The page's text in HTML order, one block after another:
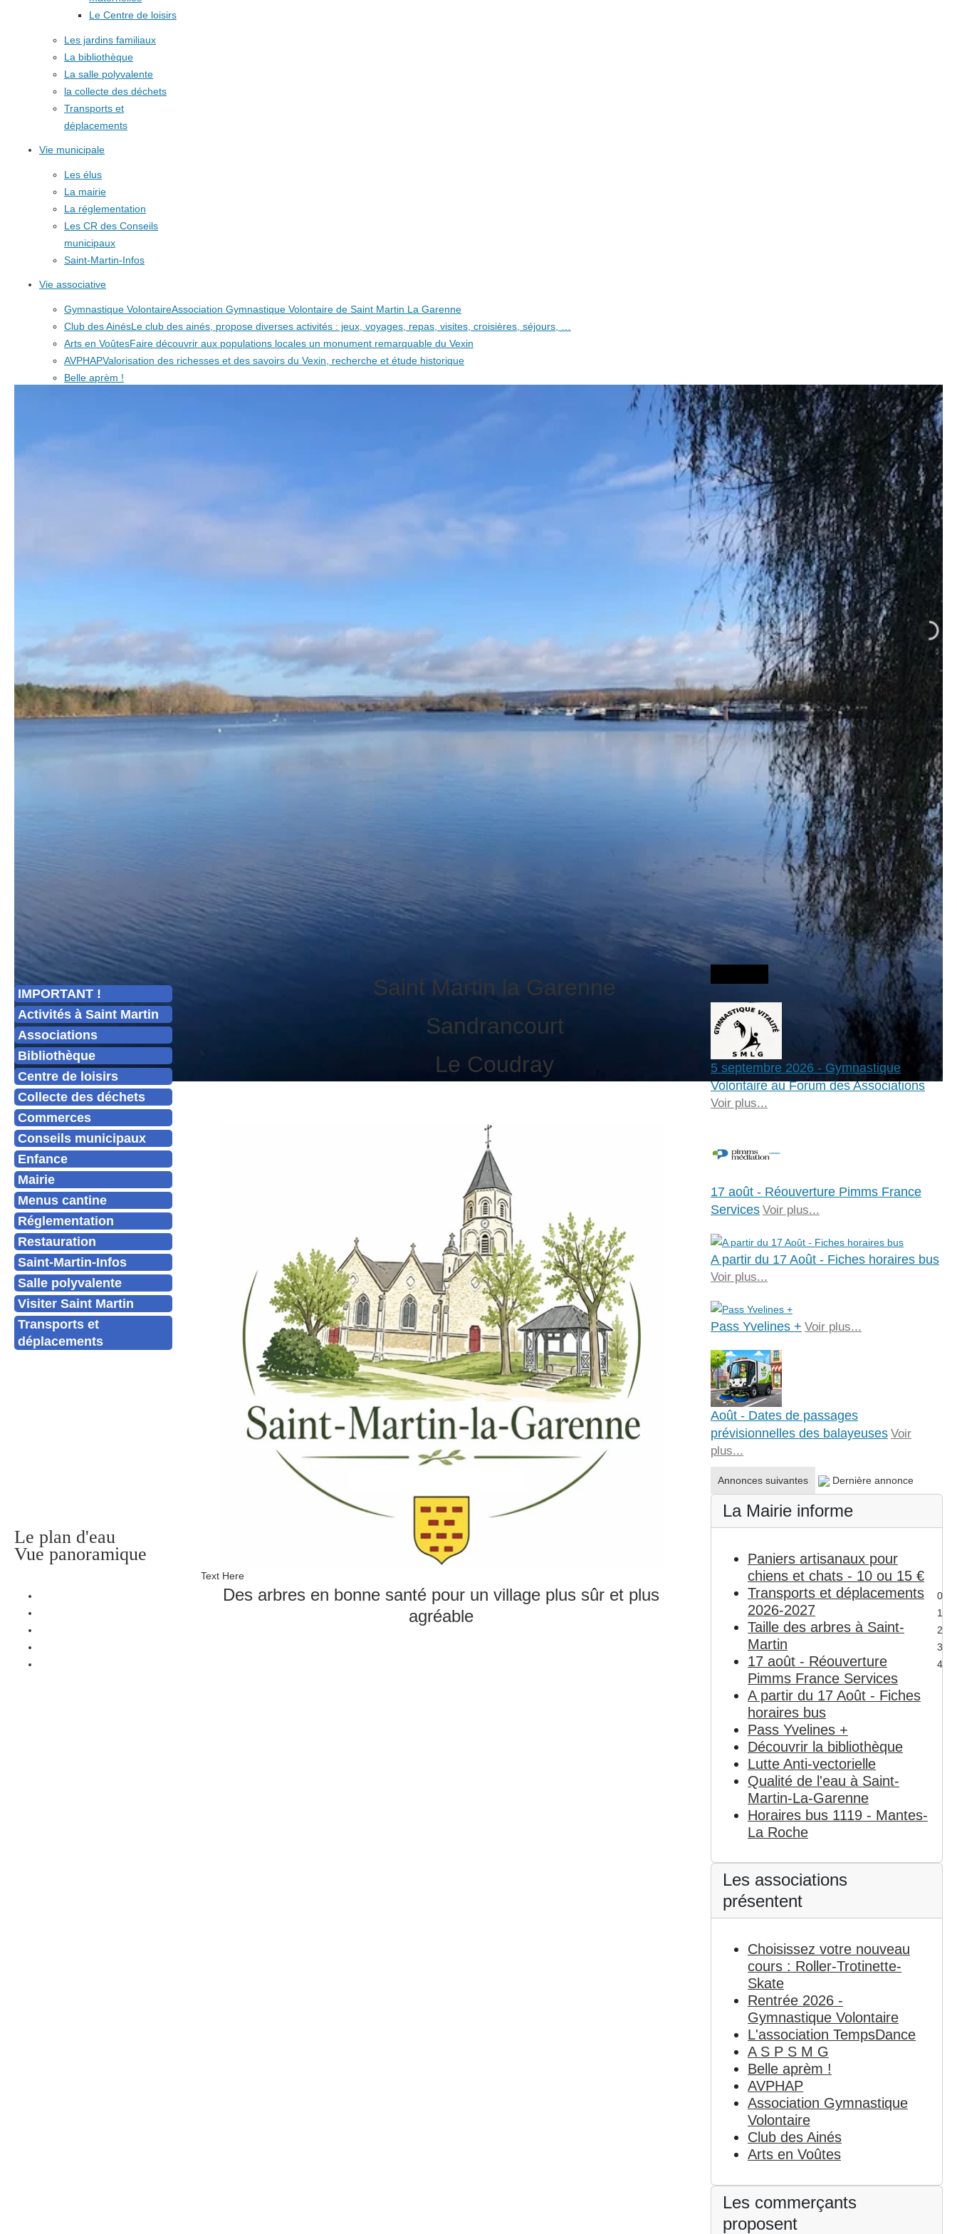
Le Centre de loisirs
Les jardins familiaux
La bibliothèque
La salle polyvalente
la collecte des déchets
Transports et
déplacements
Vie municipale
Les élus
La mairie
La réglementation
Les CR des Conseils
municipaux
Saint-Martin-Infos
Vie associative
Gymnastique VolontaireAssociation Gymnastique Volontaire de Saint Martin La Garenne
Club des AinésLe club des ainés, propose diverses activités : jeux, voyages, repas, visites, croisières, séjours, …
Arts en VoûtesFaire découvrir aux populations locales un monument remarquable du Vexin
AVPHAPValorisation des richesses et des savoirs du Vexin, recherche et étude historique
Belle aprèm !
A Un Poil Près, c'est : de la nourriture de qualité, des accessoires originaux, des produits de soins efficaces et naturels, et des occasions en dépôt-vente
Le plan d'eau
Vue panoramique
0
1
2
3
4
IMPORTANT !
Activités à Saint Martin
Associations
Bibliothèque
Centre de loisirs
Collecte des déchets
Commerces
Conseils municipaux
Enfance
Mairie
Menus cantine
Réglementation
Restauration
Saint-Martin-Infos
Salle polyvalente
Visiter Saint Martin
Transports et
déplacements
Saint Martin la Garenne
Sandrancourt
Le Coudray
Text Here
Des arbres en bonne santé pour un village plus sûr et plus
agréable
5 septembre 2026 - Gymnastique
Volontaire au Forum des Associations
Voir plus...
17 août - Réouverture Pimms France
Services Voir plus...
A partir du 17 Août - Fiches horaires bus
Voir plus...
Pass Yvelines + Voir plus...
Août - Dates de passages
prévisionnelles des balayeuses Voir
plus...
Annonces suivantes Dernière annonce
La Mairie informe
Paniers artisanaux pour
chiens et chats - 10 ou 15 €
Transports et déplacements
2026-2027
Taille des arbres à Saint-
Martin
17 août - Réouverture
Pimms France Services
A partir du 17 Août - Fiches
horaires bus
Pass Yvelines +
Découvrir la bibliothèque
Lutte Anti-vectorielle
Qualité de l'eau à Saint-
Martin-La-Garenne
Horaires bus 1119 - Mantes-
La Roche
Les associations
présentent
Choisissez votre nouveau
cours : Roller-Trotinette-
Skate
Rentrée 2026 -
Gymnastique Volontaire
L'association TempsDance
A S P S M G
Belle aprèm !
AVPHAP
Association Gymnastique
Volontaire
Club des Ainés
Arts en Voûtes
Les commerçants
proposent